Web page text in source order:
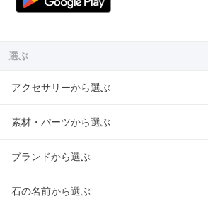
選ぶ
アクセサリーから選ぶ
素材・パーツから選ぶ
ブランドから選ぶ
石の名前から選ぶ